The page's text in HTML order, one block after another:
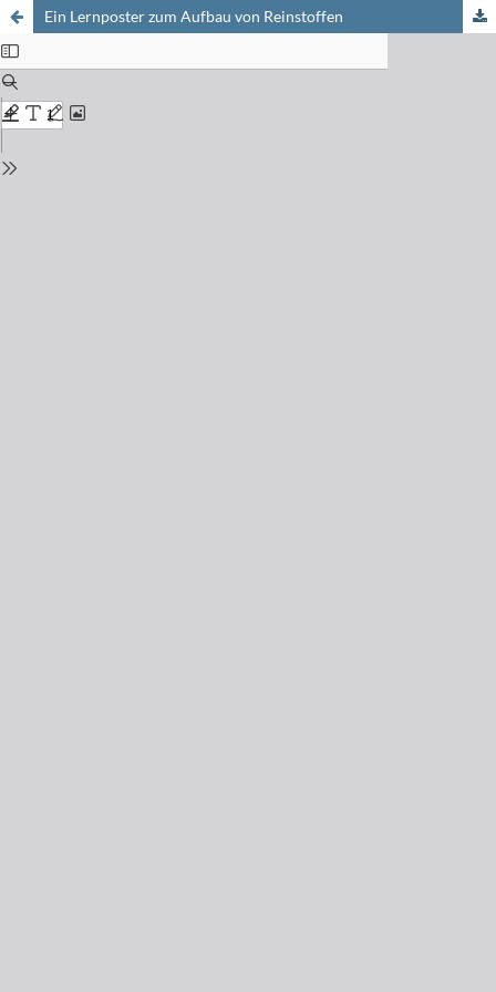
Ein Lernposter zum Aufbau von Reinstoffen